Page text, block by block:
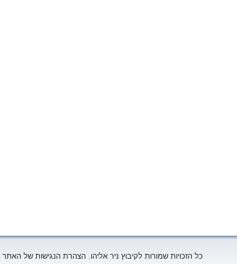
כל הזכויות שמורות לקיבוץ ניר אליהו. הצהרת הנגישות של האתר